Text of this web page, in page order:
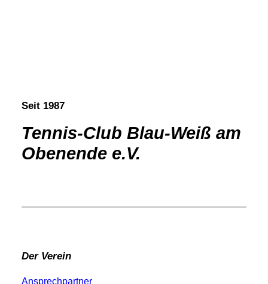
Seit 1987
Tennis-Club Blau-Weiß am
Obenende e.V.
Der Verein
Ansprechpartner